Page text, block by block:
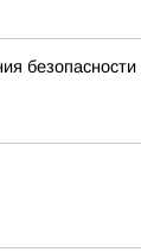
безопасности